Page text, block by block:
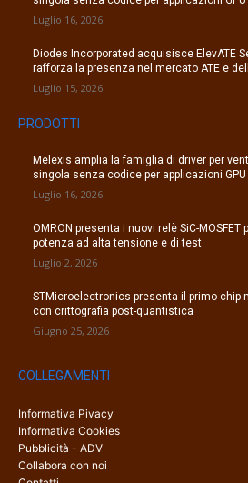
Luglio 16, 2026
Diodes Incorporated acquisisce ElevATE
rafforza la presenza nel mercato ATE e
Luglio 15, 2026
PRODOTTI
Melexis amplia la famiglia di driver per
singola senza codice per applicazioni GPU
Luglio 16, 2026
OMRON presenta i nuovi relè SiC-MOSFET
potenza ad alta tensione e di test
Luglio 2, 2026
STMicroelectronics presenta il primo chip
con crittografia post-quantistica
Giugno 25, 2026
COLLEGAMENTI
Informativa Pivacy
Informativa Cookies
Pubblicità - ADV
Collabora con noi